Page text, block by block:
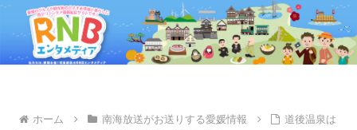
ホーム 南海放送がお送りする愛媛情報
道後温泉は